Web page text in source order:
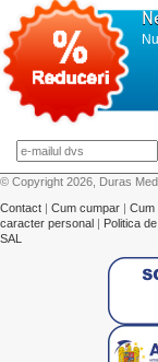
© Copyright 2026, Duras
Contact | Cum cumpar | Cum
caracter personal | Politica
SAL